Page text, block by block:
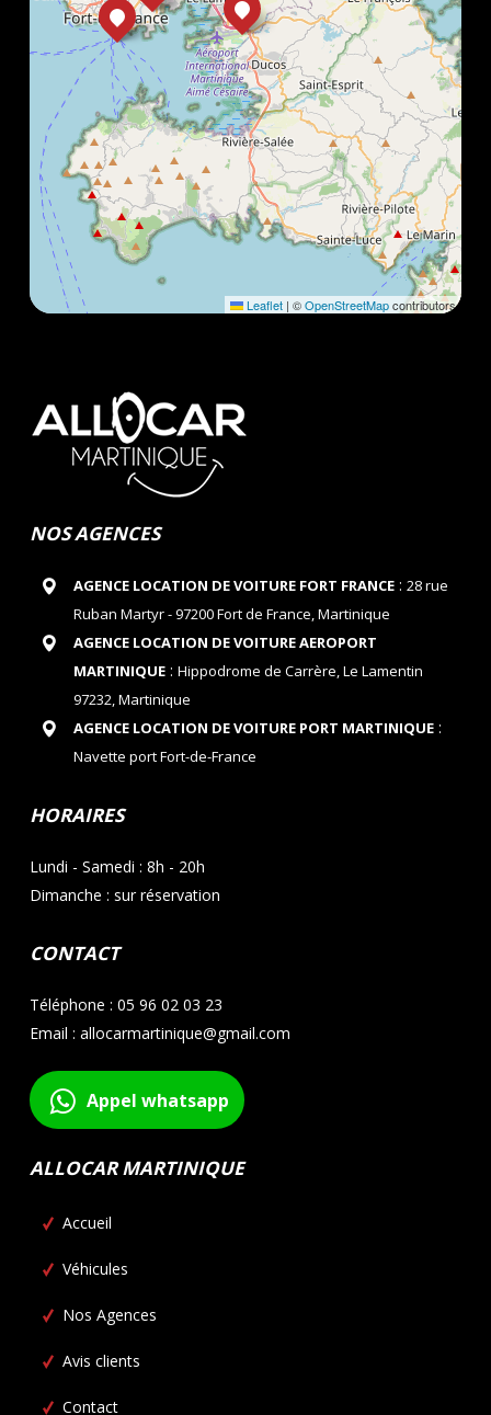
Leaflet | ©OpenStreetMapcontributors
NOS AGENCES
AGENCE LOCATION DE VOITURE FORT FRANCE: 28 rue
Ruban Martyr - 97200 Fort de France, Martinique
AGENCE LOCATION DE VOITURE AEROPORT
MARTINIQUE: Hippodrome de Carrère, Le Lamentin
97232, Martinique
AGENCE LOCATION DE VOITURE PORT MARTINIQUE:
Navette port Fort-de-France
HORAIRES
Lundi - Samedi : 8h - 20h
Dimanche : sur réservation
CONTACT
Téléphone : 05 96 02 03 23
Email : allocarmartinique@gmail.com
Appel whatsapp
ALLOCAR MARTINIQUE
Accueil
Véhicules
Nos Agences
Avis clients
Contact